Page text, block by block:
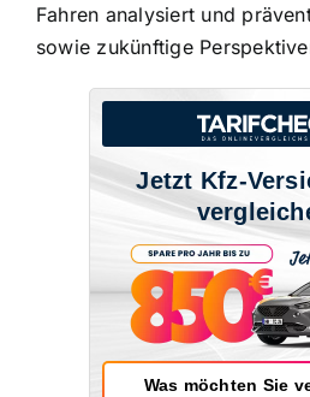
Fahren analysiert und
sowie zukünftige
Jetzt Kfz-
Was möchten Sie